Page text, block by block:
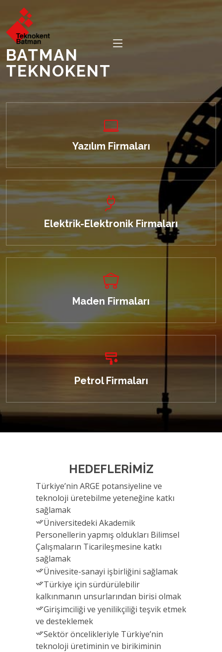
BATMAN
TEKNOKENT
Yazılım Firmaları
Elektrik-Elektronik Firmaları
Maden Firmaları
Petrol Firmaları
HEDEFLERİMİZ
Türkiye’nin ARGE potansiyeline ve
teknoloji üretebilme yeteneğine katkı
sağlamak
Üniversitedeki Akademik
Personellerin yapmış oldukları Bilimsel
Çalışmaların Ticarileşmesine katkı
sağlamak
Ünivesite-sanayi işbirliğini sağlamak
Türkiye için sürdürülebilir
kalkınmanın unsurlarından birisi olmak
Girişimciliği ve yenilikçiliği teşvik etmek
ve desteklemek
Sektör öncelikleriyle Türkiye’nin
teknoloji üretiminin ve birikiminin